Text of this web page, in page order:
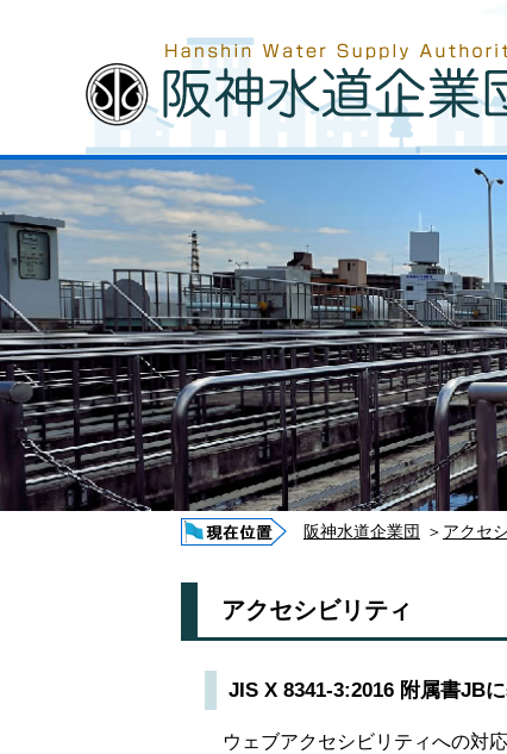
阪神水道企業団 ＞ アクセ
アクセシビリティ
JIS X 8341-3:2016 附属書JB
ウェブアクセシビリティへの対